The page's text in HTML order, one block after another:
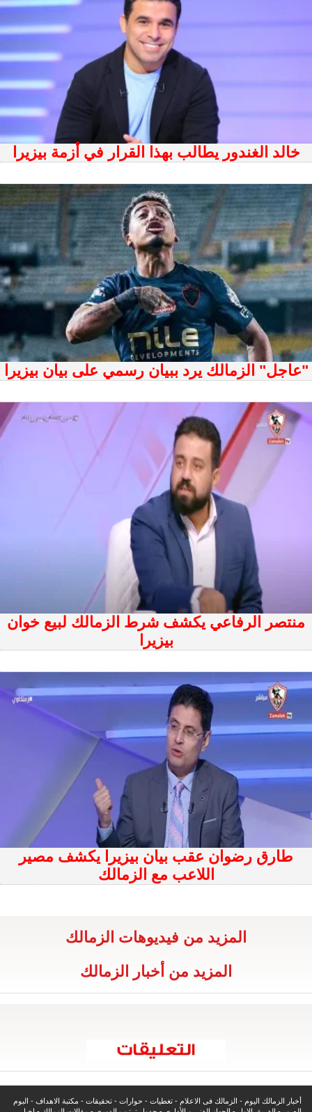
خالد الغندور يطالب بهذا القرار في أزمة بيزيرا
"عاجل" الزمالك يرد ببيان رسمي على بيان بيزيرا
منتصر الرفاعي يكشف شرط الزمالك لبيع خوان
بيزيرا
طارق رضوان عقب بيان بيزيرا يكشف مصير
اللاعب مع الزمالك
المزيد من فيديوهات الزمالك
المزيد من أخبار الزمالك
أخبار الزمالك اليوم - الزمالك فى الاعلام - تغطيات - حوارات - تحقيقات - مكتبة الاهداف - البوم